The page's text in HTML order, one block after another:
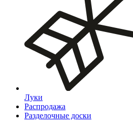
Луки
Распродажа
Разделочные доски